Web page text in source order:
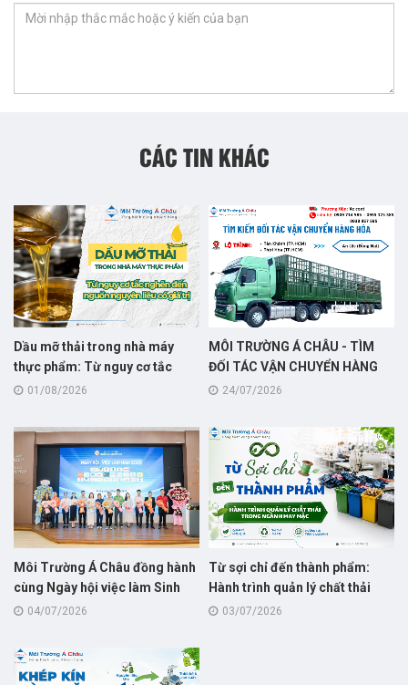
CÁC TIN KHÁC
Dầu mỡ thải trong nhà máy
thực phẩm: Từ nguy cơ tắc
nghẽn đến nguồn nguyên liệu
01/08/2026
MÔI TRƯỜNG Á CHÂU - TÌM
ĐỐI TÁC VẬN CHUYỂN HÀNG
HÓA24/07/2026
Môi Trường Á Châu đồng hành
cùng Ngày hội việc làm Sinh
viên 2026 tại trường Đại học Sư
04/07/2026
Từ sợi chỉ đến thành phẩm:
Hành trình quản lý chất thải
trong ngành may mặc
03/07/2026